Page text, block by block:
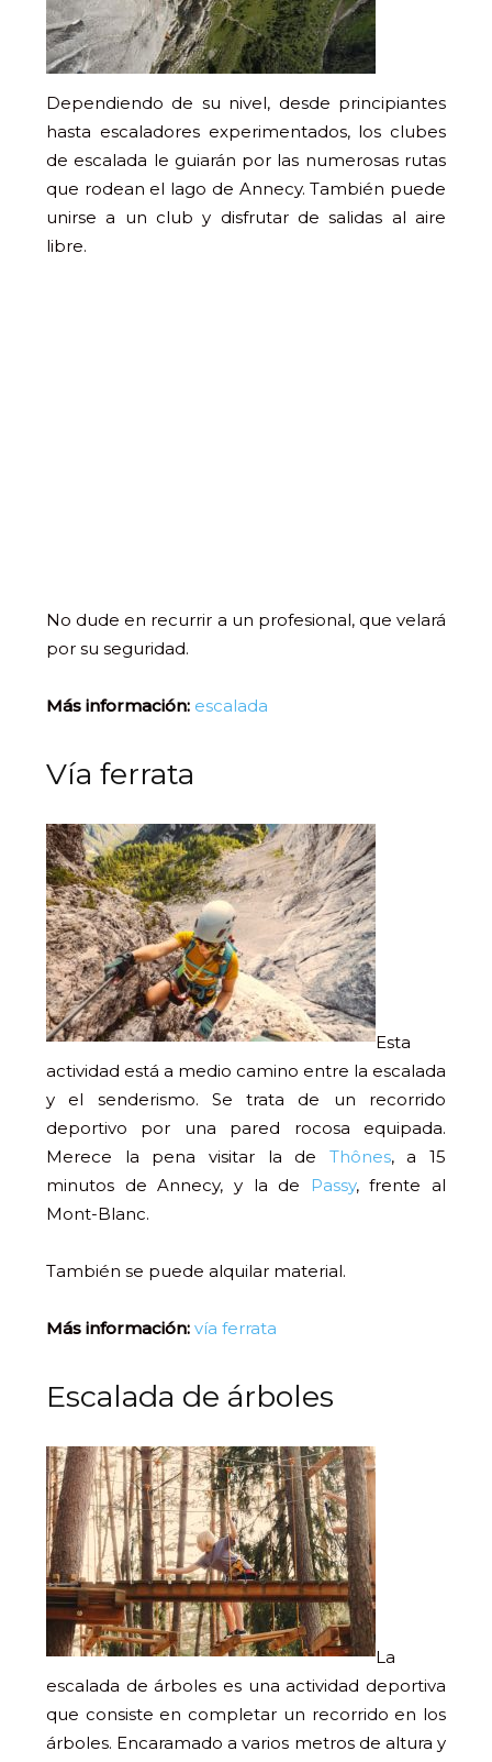
Dependiendo de su nivel, desde principiantes
hasta escaladores experimentados, los clubes
de escalada le guiarán por las numerosas rutas
que rodean el lago de Annecy. También puede
unirse a un club y disfrutar de salidas al aire
libre.
No dude en recurrir a un profesional, que velará
por su seguridad.
Más información: escalada
Vía ferrata
Esta
actividad está a medio camino entre la escalada
y el senderismo. Se trata de un recorrido
deportivo por una pared rocosa equipada.
Merece la pena visitar la de Thônes, a 15
minutos de Annecy, y la de
Passy, frente al
Mont-Blanc.
También se puede alquilar material.
Más información: vía ferrata
Escalada de árboles
La
escalada de árboles es una actividad deportiva
que consiste en completar un recorrido en los
árboles. Encaramado a varios metros de altura y